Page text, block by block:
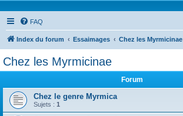
FAQ
Index du forum Essaimages Chez les Myrmicinae
Chez les Myrmicinae
Forum
Chez le genre Myrmica
Sujets : 1